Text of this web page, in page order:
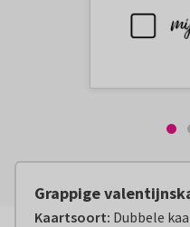
Grappige
Kaartsoort: Dubbele
Vanaf: € 2,99 excl.